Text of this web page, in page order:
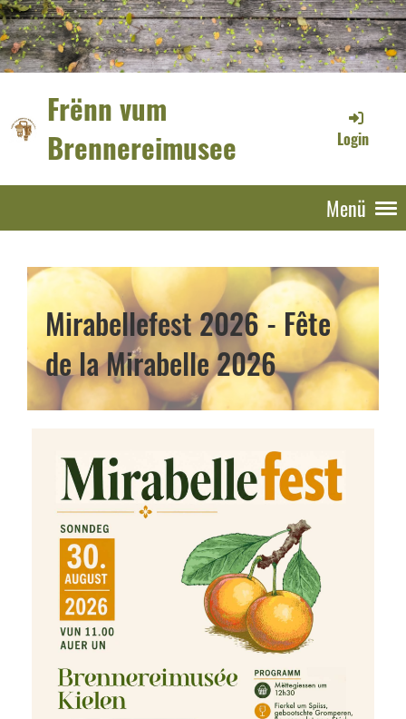
Frënn vum
Brennereimusee
Login
Menü
Mirabellefest 2026 - Fête
de la Mirabelle 2026